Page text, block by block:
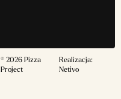
© 2026 Pizza
Project
Realizacja:
Netivo